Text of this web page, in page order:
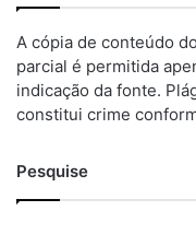
A cópia de conteúdo
parcial é permitida
indicação da fonte.
constitui crime
Pesquise